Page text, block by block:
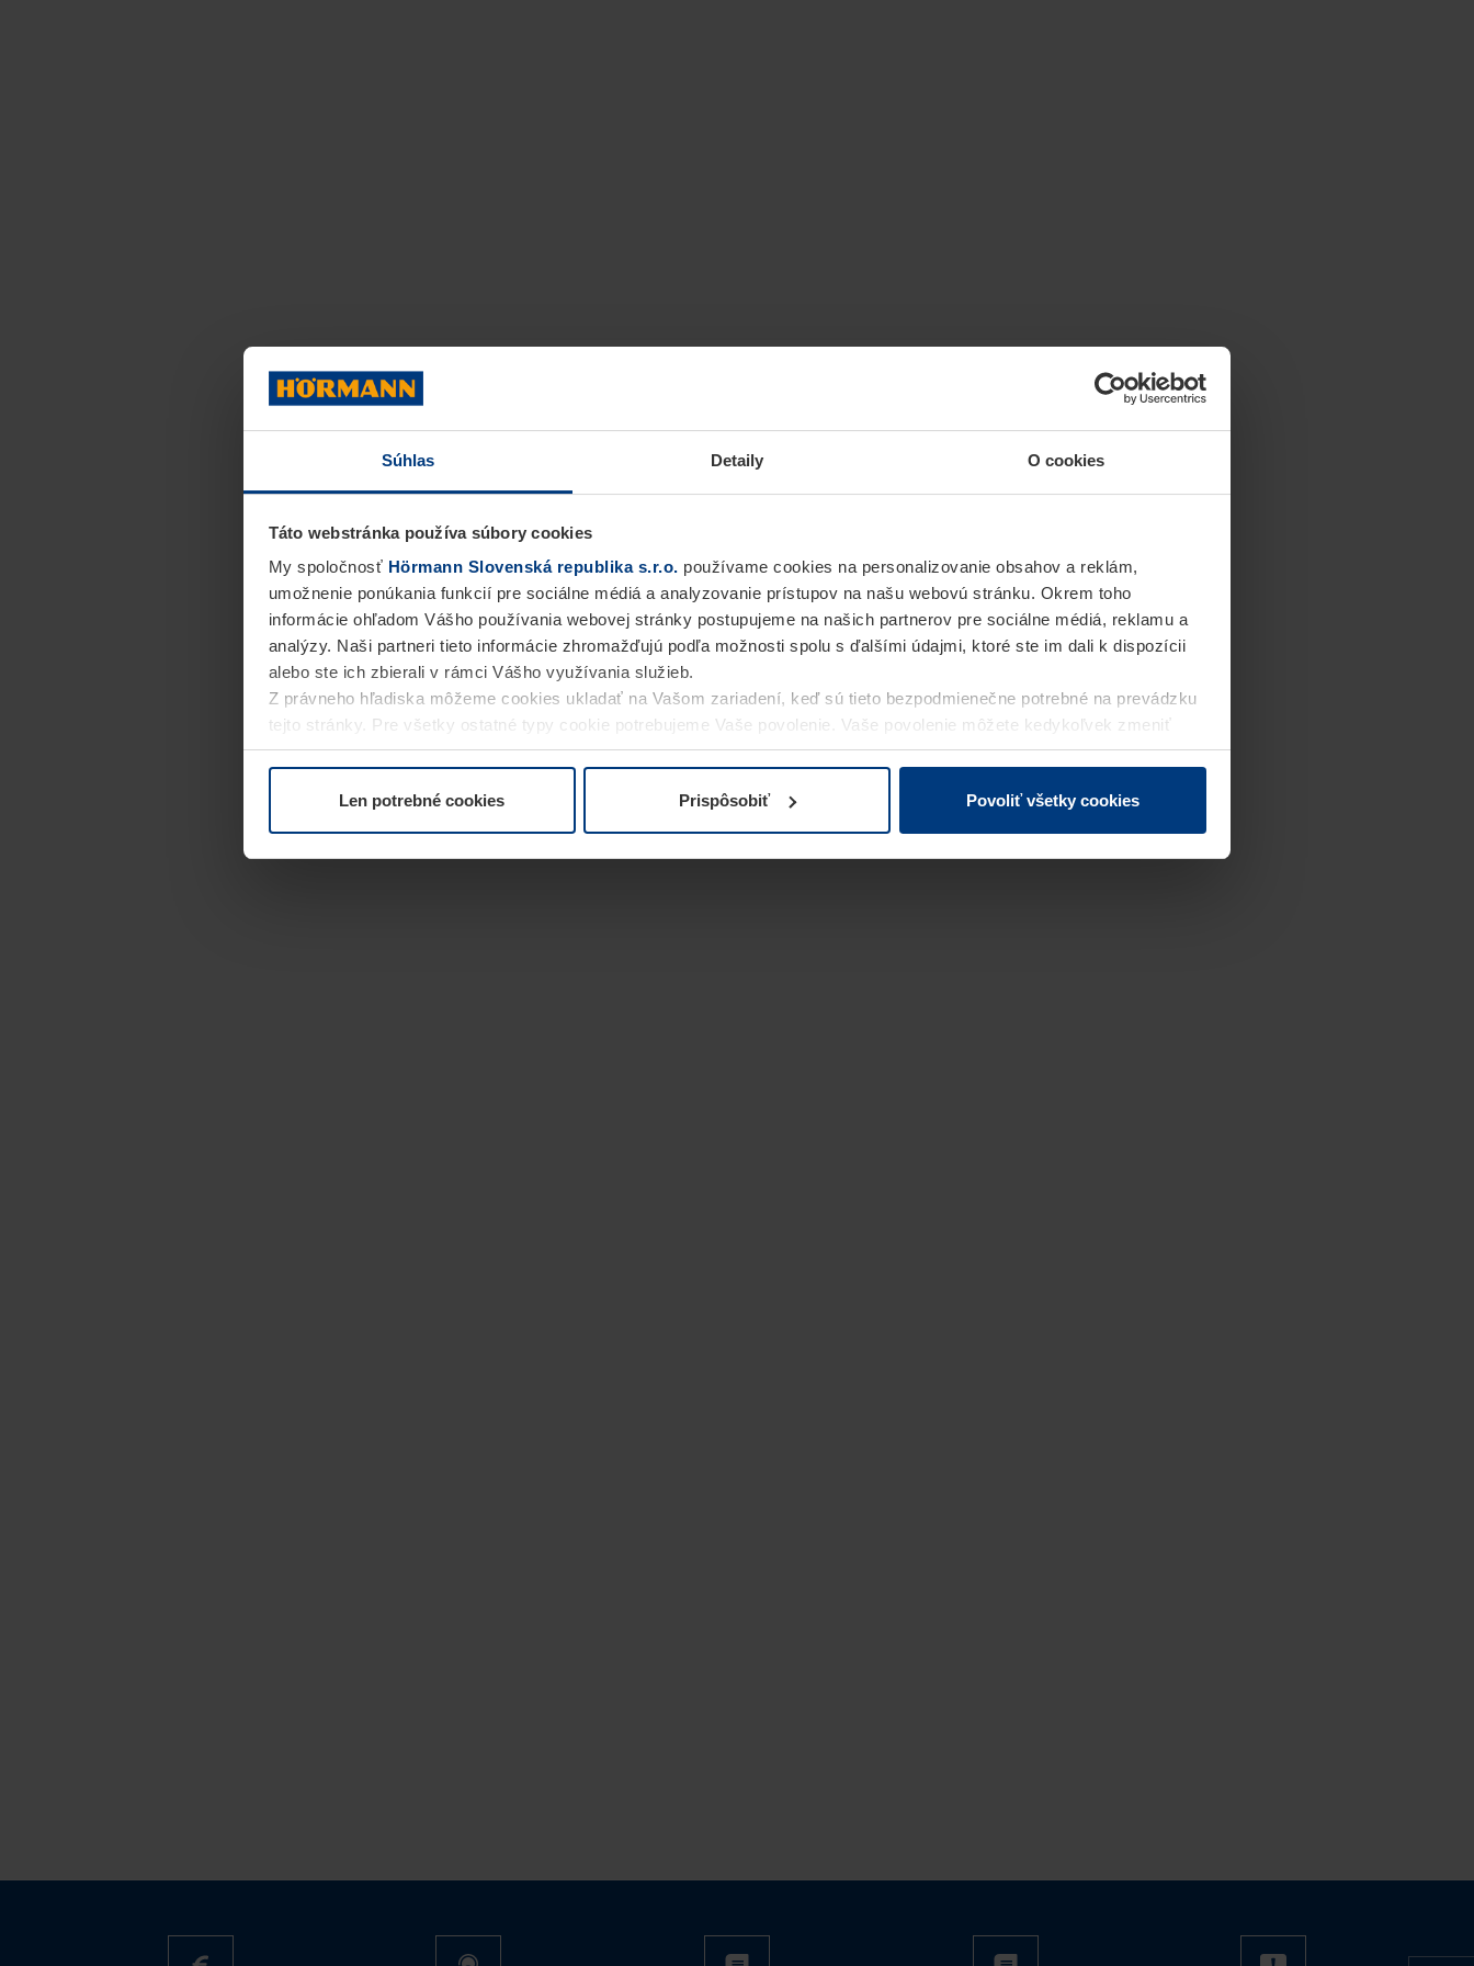
Súhlas Detaily O cookies
Táto webstránka používa súbory cookies
My spoločnosť Hörmann Slovenská republika s.r.o. používame cookies na personalizovanie obsahov a reklám,
umožnenie ponúkania funkcií pre sociálne médiá a analyzovanie prístupov na našu webovú stránku. Okrem toho
informácie ohľadom Vášho používania webovej stránky postupujeme na našich partnerov pre sociálne médiá, reklamu a
analýzy. Naši partneri tieto informácie zhromažďujú podľa možnosti spolu s ďalšími údajmi, ktoré ste im dali k dispozícii
alebo ste ich zbierali v rámci Vášho využívania služieb.
Z právneho hľadiska môžeme cookies ukladať na Vašom zariadení, keď sú tieto bezpodmienečne potrebné na prevádzku
tejto stránky. Pre všetky ostatné typy cookie potrebujeme Vaše povolenie. Vaše povolenie môžete kedykoľvek zmeniť
alebo odvolať vo vysvetlení cookie na stránkeVyhlásenie o ochrane osobných údajovnašej webovej stránky.
Len potrebné cookies Prispôsobiť Povoliť všetky cookies